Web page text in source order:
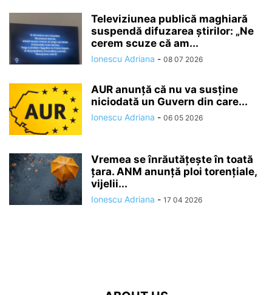
Televiziunea publică maghiară
suspendă difuzarea ştirilor: „Ne
cerem scuze că am...
Ionescu Adriana - 08 07 2026
AUR anunță că nu va susține
niciodată un Guvern din care...
Ionescu Adriana - 06 05 2026
Vremea se înrăutăţeşte în toată
ţara. ANM anunță ploi torențiale,
vijelii...
Ionescu Adriana - 17 04 2026